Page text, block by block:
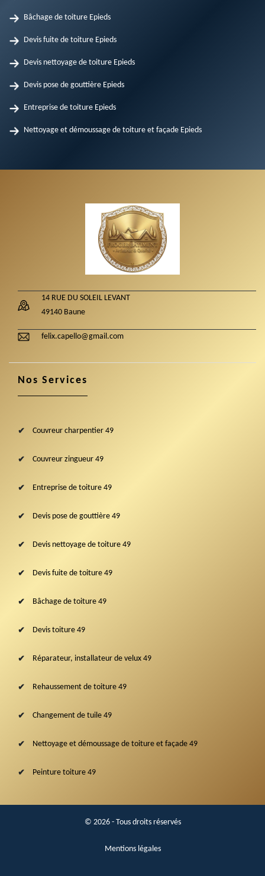
Bâchage de toiture Epieds
Devis fuite de toiture Epieds
Devis nettoyage de toiture Epieds
Devis pose de gouttière Epieds
Entreprise de toiture Epieds
Nettoyage et démoussage de toiture et façade Epieds
14 RUE DU SOLEIL LEVANT
49140 Baune
felix.capello@gmail.com
Nos Services
Couvreur charpentier 49
Couvreur zingueur 49
Entreprise de toiture 49
Devis pose de gouttière 49
Devis nettoyage de toiture 49
Devis fuite de toiture 49
Bâchage de toiture 49
Devis toiture 49
Réparateur, installateur de velux 49
Rehaussement de toiture 49
Changement de tuile 49
Nettoyage et démoussage de toiture et façade 49
Peinture toiture 49
© 2026 - Tous droits réservés
Mentions légales